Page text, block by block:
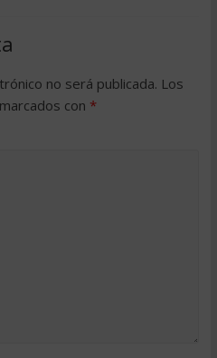
no será publicada. Los
con *